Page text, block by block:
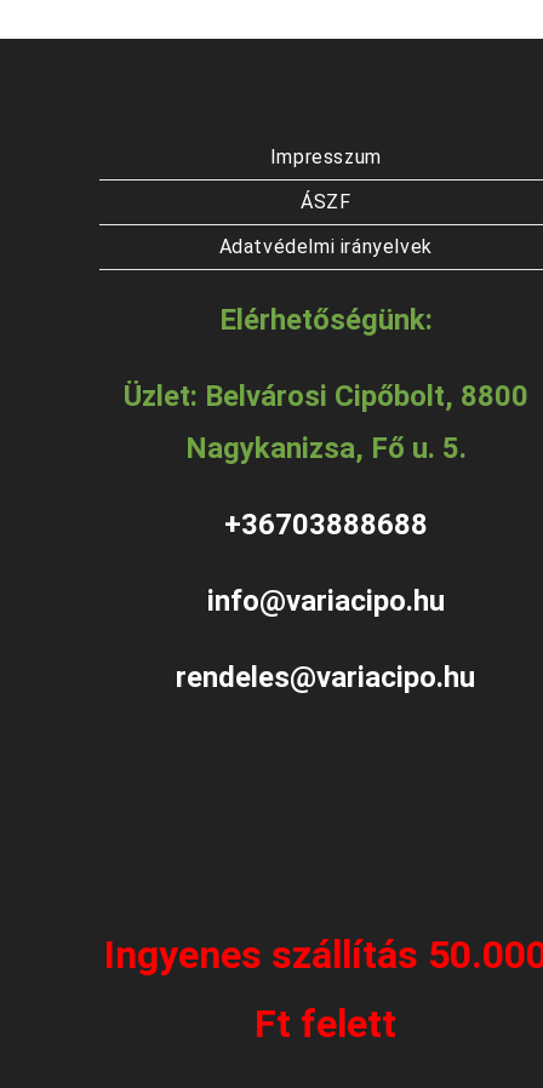
Impresszum
ÁSZF
Adatvédelmi irányelvek
Elérhetőségünk:
Üzlet: Belvárosi Cipőbolt, 8800
Nagykanizsa, Fő u. 5.
+36703888688
info@variacipo.hu
rendeles@variacipo.hu
Ingyenes szállítás
Ft felett